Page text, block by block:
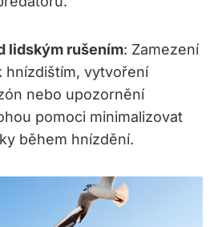
lidským rušením: Zamezení
hnízdištím, vytvoření
nebo upozornění
pomoci minimalizovat
během hnízdění.